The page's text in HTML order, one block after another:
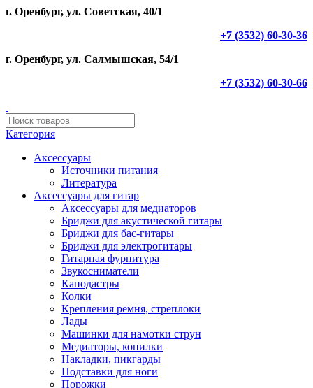
г. Оренбург, ул. Советская, 40/1
+7 (3532) 60-30-36
г. Оренбург, ул. Салмышская, 54/1
+7 (3532) 60-30-66
Категория
Аксессуары
Источники питания
Литература
Аксессуары для гитар
Аксессуары для медиаторов
Бриджи для акустической гитары
Бриджи для бас-гитары
Бриджи для электрогитары
Гитарная фурнитура
Звукосниматели
Каподастры
Колки
Крепления ремня, стреплоки
Лады
Машинки для намотки струн
Медиаторы, копилки
Накладки, пикгарды
Подставки для ноги
Порожки